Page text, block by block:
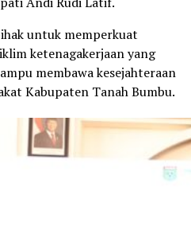
untuk memperkuat
ketenagakerjaan yang
membawa kesejahteraan
Kabupaten Tanah Bumbu.